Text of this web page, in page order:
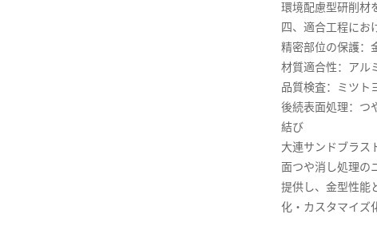
環境配慮型研削材
四、適合工程にお
精密部位の保護：
材質適合性：アル
品質検査：ミツト
後続表面処理：つ
結び
大連サンドブラス
面つや消し処理の
提供し、金型性能
化・カスタマイズ